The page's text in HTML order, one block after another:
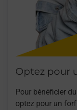
Optez pour
Pour bénéficier
optez pour un